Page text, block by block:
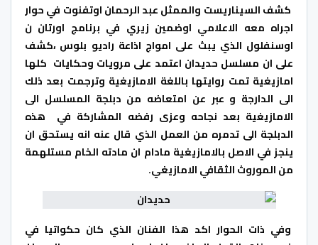
كشف السيناريست والممثل عبد الرحمان اوتفنوت في حوار
اجراه معه الاعلامي اوضمين زيري في برنامج اورتان ن
اوسنفلول الذي يبث على امواج اذاعة راديو بلوس ،كشف
على ان مسلسل حديدان اعتمد على مرويات وحكايات كلها
امازيغية تمت روايتها باللغة الامازيغية وترجمت بعد ذلك
الى الدارجة و عبر عن امتعاضه من دبلجة المسلسل الى
الامازيغية بعد نجاحه وعزى رفضه المشاركة في هذه
الدبلجة الى تدمره من العمل الذي قال عنه انه يستحق ان
ينجز في الاصل بالامازيغية مادام ان مادته الخام مستلهمة
من الموروث الثقافي الامازيغي.
وفي ذات الحوار اكد هذا الفنان الذي كان حكواتيا في